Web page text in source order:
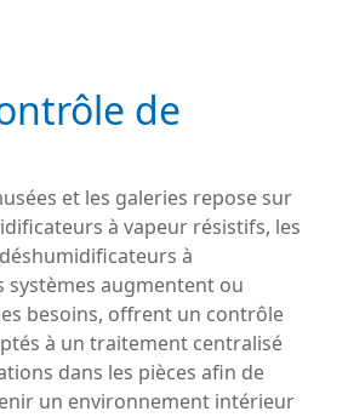
de
et les galeries repose sur
à vapeur résistifs, les
à
systèmes augmentent ou
besoins, offrent un contrôle
à un traitement centralisé
dans les pièces afin de
un environnement intérieur